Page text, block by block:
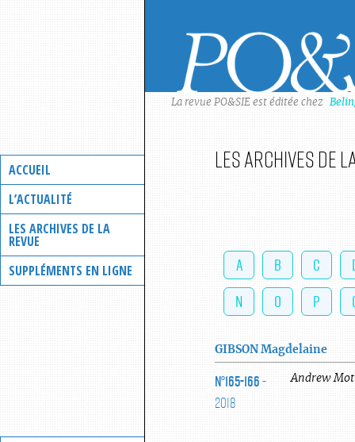
ACCUEIL
L’ACTUALITÉ
LES ARCHIVES DE LA
REVUE
SUPPLÉMENTS EN LIGNE
La revue PO&SIE est éditée chez
Les archives de
A B C
N
O P
GIBSON Magdelaine
N°165-166-
2018
Andrew